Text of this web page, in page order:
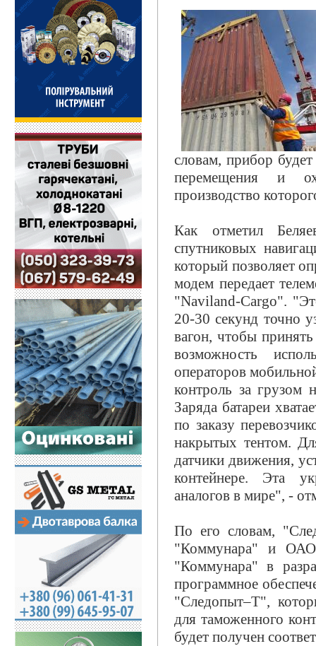
словам, прибор будет
перемещения и
производство
Как отметил
спутниковых
который позволяет
модем передает
"Naviland-Cargo".
20-30 секунд точно
вагон, чтобы
возможность
операторов
контроль за грузом
Заряда батареи
по заказу
накрытых тентом.
датчики движения,
контейнере. Эта
аналогов в мире", -
По его словам,
"Коммунара" и
"Коммунара" в
программное
"Следопыт–Т",
для таможенного
будет получен